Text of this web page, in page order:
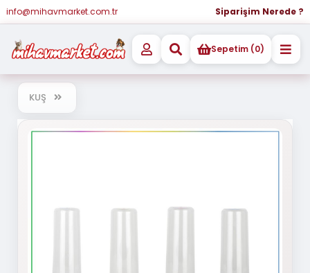
info@mihavmarket.com.tr Siparişim Nerede ?
Sepetim (0)
KUŞ